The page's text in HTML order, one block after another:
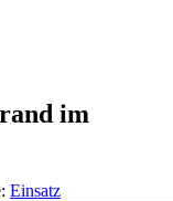
im
Einsatz